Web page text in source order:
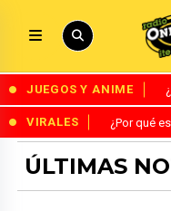
JUEGOS Y ANIME
VIRALES ¿Por qué
ÚLTIMAS